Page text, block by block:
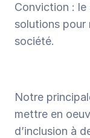
Conviction :
solutions pour
société.
Notre
mettre en
d’inclusion à